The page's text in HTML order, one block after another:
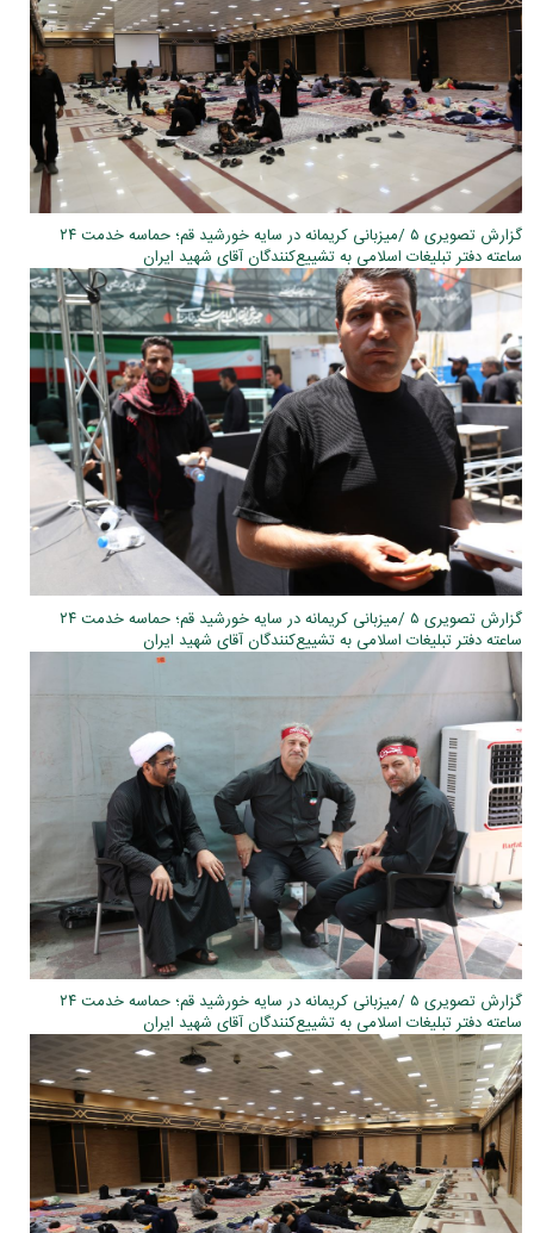
گزارش تصویری ۵ /میزبانی کریمانه در سایه خورشید قم؛ حماسه خدمت ۲۴
ساعته دفتر تبلیغات اسلامی به تشییع‌کنندگان آقای شهید ایران
گزارش تصویری ۵ /میزبانی کریمانه در سایه خورشید قم؛ حماسه خدمت ۲۴
ساعته دفتر تبلیغات اسلامی به تشییع‌کنندگان آقای شهید ایران
گزارش تصویری ۵ /میزبانی کریمانه در سایه خورشید قم؛ حماسه خدمت ۲۴
ساعته دفتر تبلیغات اسلامی به تشییع‌کنندگان آقای شهید ایران